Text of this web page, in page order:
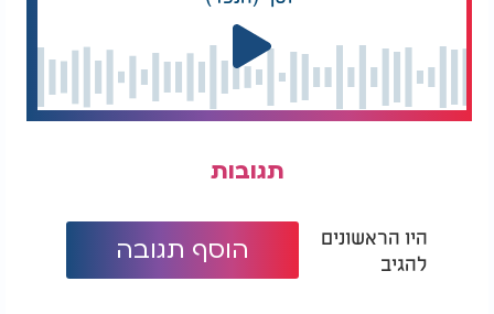
תגובות
היו הראשונים
להגיב
הוסף תגובה